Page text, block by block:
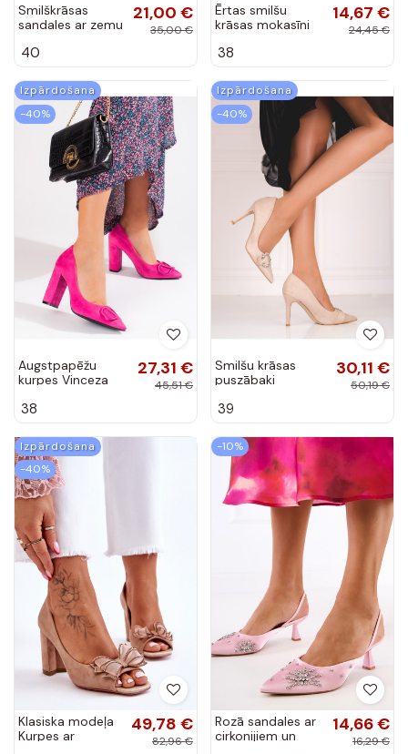
Smilškrāsas
sandales ar zemu
21,00 €
35,00 €
40
Ērtas smilšu
krāsas mokasīni
14,67 €
24,45 €
38
Izpārdošana
-40%
Augstpapēžu
kurpes Vinceza
27,31 €
45,51 €
38
Izpārdošana
-40%
Smilšu krāsas
puszābaki
30,11 €
50,19 €
39
Izpārdošana
-40%
Klasiska modeļa
Kurpes ar
49,78 €
82,96 €
-10%
Rozā sandales ar
cirkonijiem un
14,66 €
16,29 €